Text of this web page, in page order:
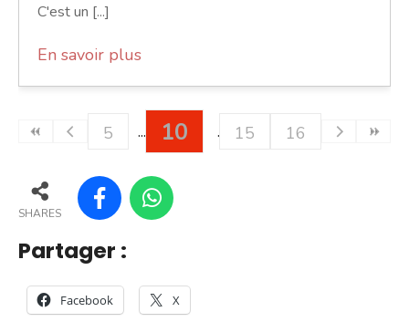
C'est un [...]
En savoir plus
5 10 15 16
SHARES
Partager :
Facebook X